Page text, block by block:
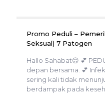
Promo Peduli –
Seksual) 7 Patogen
Hallo Sahabat😊 💕
depan bersama. 💕
sering kali tidak
berdampak pada